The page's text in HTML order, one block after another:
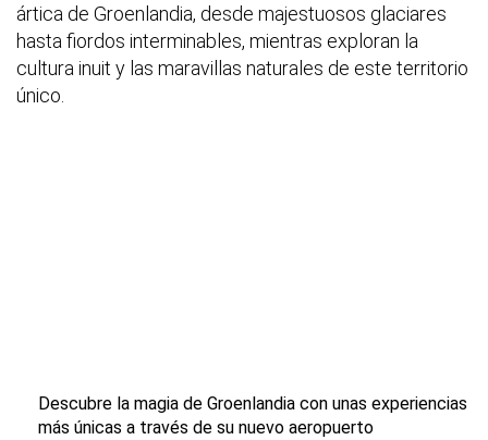
ártica de Groenlandia, desde majestuosos glaciares
hasta fiordos interminables, mientras exploran la
cultura inuit y las maravillas naturales de este territorio
único.
Descubre la magia de Groenlandia con unas experiencias
más únicas a través de su nuevo aeropuerto